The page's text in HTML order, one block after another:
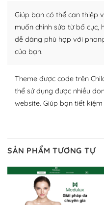
plugin của WordPress
thích chọn lựa plugin và
lập website của mình.
WordPress đa dạng plugin
– Dễ sử dụng
Với mọi Hosting bất kỳ
dàng thiết lập vì thực tế
trang web WordPress của
Dễ dàng lựa chọn
– Bảo mật cực tốt
Giúp bạn có thể can thiệp
muốn chỉnh sửa từ bố cục,
dễ dàng phù hợp với
của bạn.
Theme được code trên
thể sử dụng được nhiều
website. Giúp bạn tiết
SẢN PHẨM TƯƠNG TỰ